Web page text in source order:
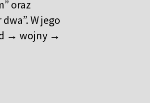
oraz
W jego
→ wojny →